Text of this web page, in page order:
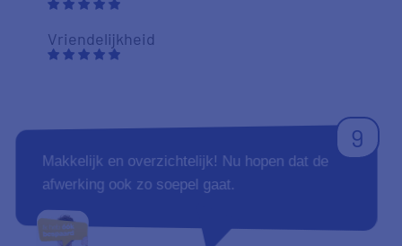
Vriendelijkheid
9
Makkelijk en overzichtelijk! Nu hopen dat de
afwerking ook zo soepel gaat.